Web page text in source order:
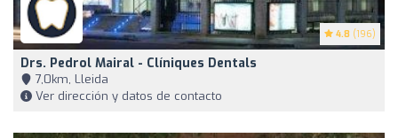
4.8 (196)
Drs. Pedrol Mairal - Clíniques Dentals
7,0km, Lleida
Ver dirección y datos de contacto